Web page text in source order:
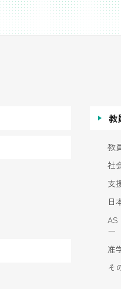
教
教
社
支
日
AS
ー
准
そ